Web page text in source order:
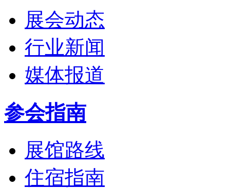
展会动态
行业新闻
媒体报道
参会指南
展馆路线
住宿指南